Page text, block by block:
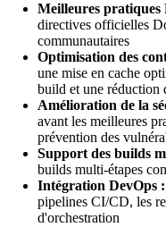
Meilleures pratiques
directives officielles
communautaires
Optimisation des
une mise en cache
build et une réduction
Amélioration de la
avant les meilleures
prévention des
Support des builds
builds multi-étapes
Intégration DevOps :
pipelines CI/CD, les
d'orchestration